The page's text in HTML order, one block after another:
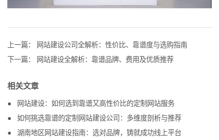
上一篇：
网站建设公司全解析：性价比、靠谱度与选购指南
下一篇：
网站建设全解析：靠谱品牌、费用及优质推荐
相关文章
网站建设：如何选到靠谱又高性价比的定制网站服务
如何挑选靠谱的定制网站建设公司：多维度剖析与推荐
湖南地区网站建设指南：选对品牌，铸就成功线上平台